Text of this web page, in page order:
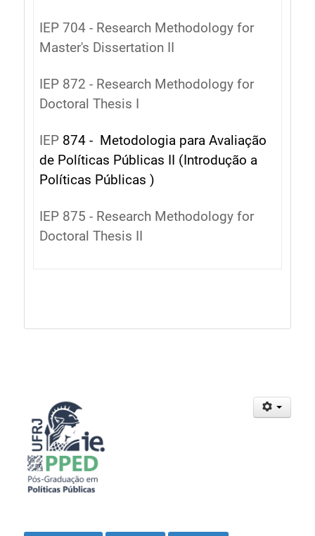
IEP 704 - Research Methodology for
Master's Dissertation II
IEP 872 - Research Methodology for
Doctoral Thesis I
IEP874 - Metodologia para Avaliação
de Políticas Públicas II (Introdução a
Políticas Públicas )
IEP 875 - Research Methodology for
Doctoral Thesis II